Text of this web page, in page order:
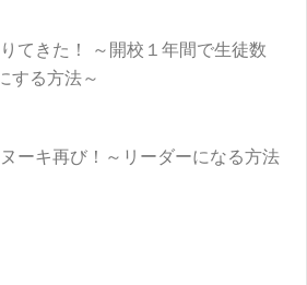
てきた！ ～開校１年間で生徒数
する方法～
ーキ再び！～リーダーになる方法